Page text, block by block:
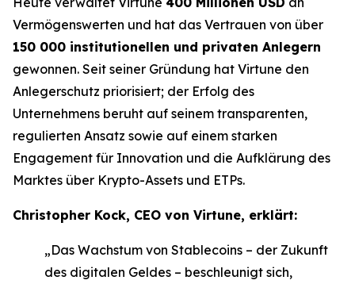
Vermögenswerten und hat das Vertrauen von über
150 000 institutionellen und privaten Anlegern
gewonnen. Seit seiner Gründung hat Virtune den
Anlegerschutz priorisiert; der Erfolg des
Unternehmens beruht auf seinem transparenten,
regulierten Ansatz sowie auf einem starken
Engagement für Innovation und die Aufklärung des
Marktes über Krypto-Assets und ETPs.
Christopher Kock, CEO von Virtune, erklärt:
„Das Wachstum von Stablecoins – der Zukunft
des digitalen Geldes – beschleunigt sich,